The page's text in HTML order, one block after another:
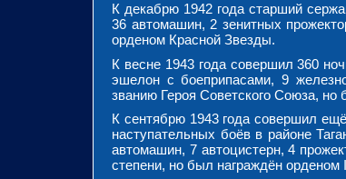
К декабрю 1942 года старший
36 автомашин, 2 зенитных
орденом Красной Звезды.
К весне 1943 года совершил 360
эшелон с боеприпасами, 9
званию Героя Советского Союза,
К сентябрю 1943 года совершил
наступательных боёв в районе
автомашин, 7 автоцистерн, 4
степени, но был награждён орденом